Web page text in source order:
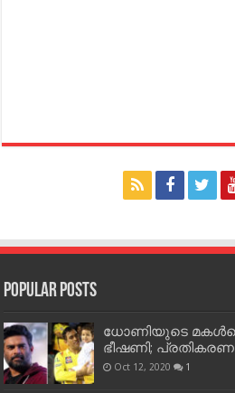
Popular Posts
ധോണിയുടെ
ഭീഷണി;
Oct 12, 2020 1